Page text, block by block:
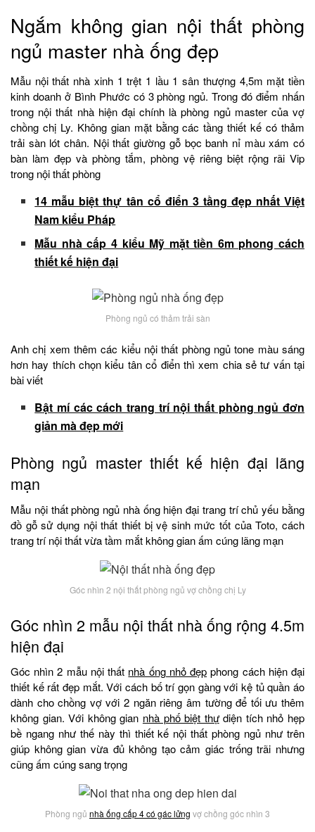
Ngắm không gian nội thất phòng
ngủ master nhà ống đẹp
Mẫu nội thất nhà xinh 1 trệt 1 lầu 1 sân thượng 4,5m mặt tiền
kinh doanh ở Bình Phước có 3 phòng ngủ. Trong đó điểm nhấn
trong nội thất nhà hiện đại chính là phòng ngủ master của vợ
chồng chị Ly. Không gian mặt bằng các tầng thiết kế có thảm
trải sàn lót chân. Nội thất giường gỗ bọc banh nỉ màu xám có
bàn làm đẹp và phòng tắm, phòng vệ riêng biệt rộng rãi Vip
trong nội thất phòng
14 mẫu biệt thự tân cổ điển 3 tầng đẹp nhất Việt
Nam kiểu Pháp
Mẫu nhà cấp 4 kiểu Mỹ mặt tiền 6m phong cách
thiết kế hiện đại
Phòng ngủ có thảm trải sàn
Anh chị xem thêm các kiểu nội thất phòng ngủ tone màu sáng
hơn hay thích chọn kiểu tân cổ điển thì xem chia sẻ tư vấn tại
bài viết
Bật mí các cách trang trí nội thất phòng ngủ đơn
giản mà đẹp mới
Phòng ngủ master thiết kế hiện đại lãng
mạn
Mẫu nội thất phòng ngủ nhà ống hiện đại trang trí chủ yếu bằng
đồ gỗ sử dụng nội thất thiết bị vệ sinh mức tốt của Toto, cách
trang trí nội thất vừa tầm mắt không gian ấm cúng lãng mạn
Góc nhìn 2 nội thất phòng ngủ vợ chồng chị Ly
Góc nhìn 2 mẫu nội thất nhà ống rộng 4.5m
hiện đại
Góc nhìn 2 mẫu nội thất nhà ống nhỏ đẹp phong cách hiện đại
thiết kế rất đẹp mắt. Với cách bố trí gọn gàng với kệ tủ quần áo
dành cho chồng vợ với 2 ngăn riêng âm tường để tối ưu thêm
không gian. Với không gian nhà phố biệt thựdiện tích nhỏ hẹp
bề ngang như thế này thì thiết kế nội thất phòng ngủ như trên
giúp không gian vừa đủ không tạo cảm giác trống trãi nhưng
cũng ấm cúng sang trọng
Phòng ngủ nhà ống cấp 4 có gác lửng vợ chồng góc nhìn 3